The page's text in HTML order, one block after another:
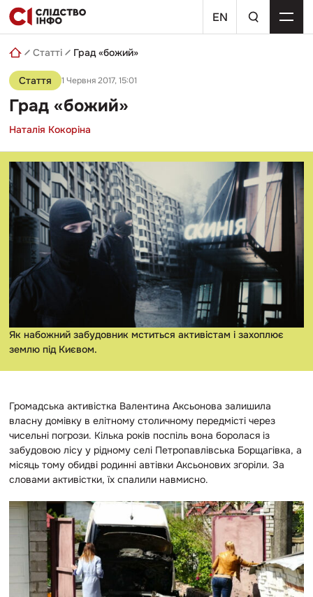
Skip
to
content
EN
пошуковий
запит
Статті Град «божий»
Стаття 1 Червня 2017, 15:01
Град «божий»
Наталія Кокоріна
Як набожний забудовник мститься активістам і захоплює
землю під Києвом.
Громадська активістка Валентина Аксьонова залишила
власну домівку в елітному столичному передмісті через
чисельні погрози. Кілька років поспіль вона боролася із
забудовою лісу у рідному селі Петропавлівська Борщагівка, а
місяць тому обидві родинні автівки Аксьонових згоріли. За
словами активістки, їх спалили навмисно.